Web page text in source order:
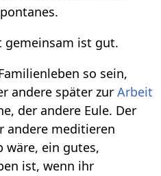
ist gut.
so sein,
andere später zurArbeit
der andere Eule. Der
andere meditieren
wäre, ein gutes,
ist, wenn ihr